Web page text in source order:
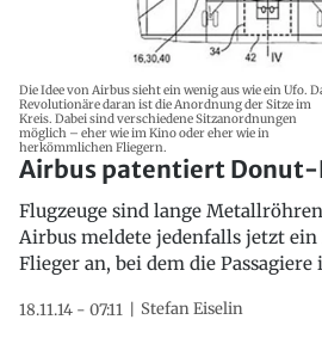
Die Idee von Airbus sieht ein wenig aus wie ein Ufo.
Revolutionäre daran ist die Anordnung der Sitze im
Kreis. Dabei sind verschiedene Sitzanordnungen
möglich – eher wie im Kino oder eher wie in
herkömmlichen Fliegern.
Airbus patentiert Donut-
Flugzeuge sind lange
Airbus meldete jedenfalls jetzt
Flieger an, bei dem die
18.11.14 - 07:11 Stefan Eiselin